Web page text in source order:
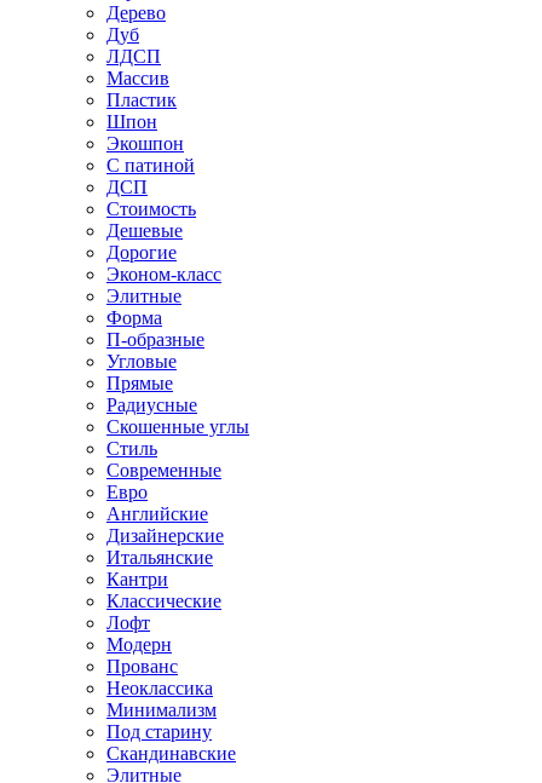
Дерево
Дуб
ЛДСП
Массив
Пластик
Шпон
Экошпон
С патиной
ДСП
Стоимость
Дешевые
Дорогие
Эконом-класс
Элитные
Форма
П-образные
Угловые
Прямые
Радиусные
Скошенные углы
Стиль
Современные
Евро
Английские
Дизайнерские
Итальянские
Кантри
Классические
Лофт
Модерн
Прованс
Неоклассика
Минимализм
Под старину
Скандинавские
Элитные